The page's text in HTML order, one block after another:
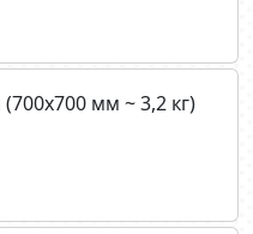
мм ~ 3,2 кг)